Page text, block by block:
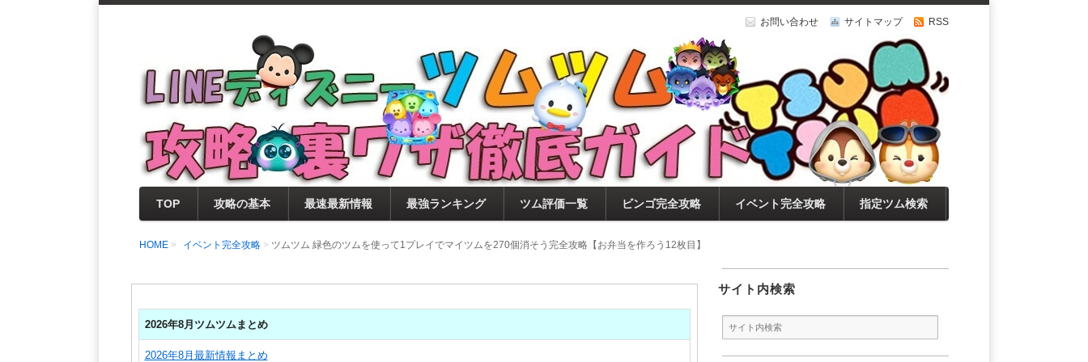
お問い合わせ サイトマップ RSS
LINEディズニー ツムツム攻略・裏ワザ徹底ガイド
支持率No1！痒いところに手が届くツムツム攻略サイト！新ツム・イベント・ピックアップ・
セレクト情報をいち早く提供するとともに、ビンゴ・キャラ評価も丁寧に解説！ツムツムを12
0％楽しめるサイトを目指しています。
TOP 攻略の基本 最速最新情報 最強ランキング ツム評価一覧 ビンゴ完全攻略 イベント完全攻略 指定ツム検索
HOME イベント完全攻略 ツムツム 緑色のツムを使って1プレイでマイツムを270個消そう完全攻略【お弁当を作ろう12枚目】
2026年8月ツムツムまとめ
2026年8月最新情報まとめ
サイト内検索